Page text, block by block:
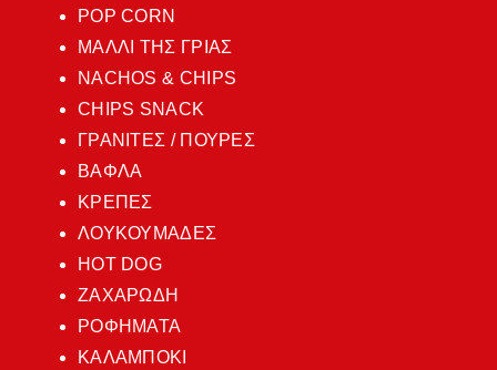
POP CORN
ΜΑΛΛΙ ΤΗΣ ΓΡΙΑΣ
NACHOS & CHIPS
CHIPS SNACK
ΓΡΑΝΙΤΕΣ / ΠΟΥΡΕΣ
ΒΑΦΛΑ
ΚΡΕΠΕΣ
ΛΟΥΚΟΥΜΑΔΕΣ
HOT DOG
ΖΑΧΑΡΩΔΗ
ΡΟΦΗΜΑΤΑ
ΚΑΛΑΜΠΟΚΙ